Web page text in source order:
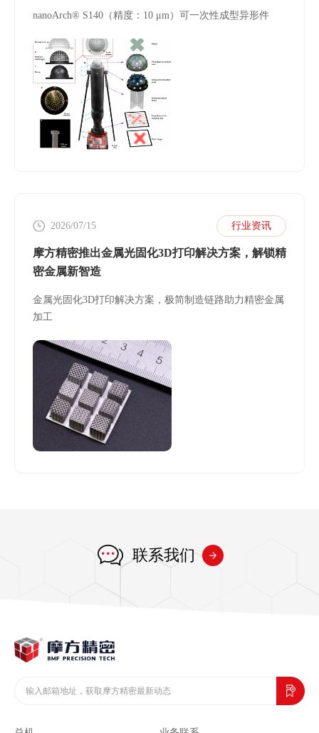
nanoArch® S140（精度：10 μm）可一次性成型异形件
2026/07/15 行业资讯
摩方精密推出金属光固化3D打印解决方案，解锁精
密金属新智造
金属光固化3D打印解决方案，极简制造链路助力精密金属
加工
联系我们